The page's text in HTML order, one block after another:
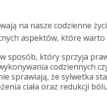
na nasze codzienne
aspektów, które warto
sposób, który sprzyja
codziennych
sprawiają, że sylwetka
ciała oraz redukcji bólu